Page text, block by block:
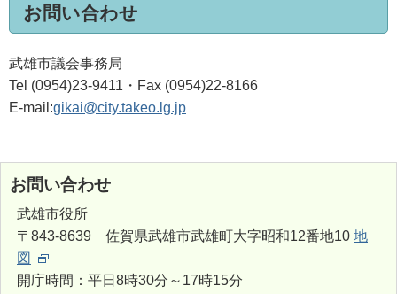
お問い合わせ
武雄市議会事務局
Tel (0954)23-9411・Fax (0954)22-8166
E-mail:gikai@city.takeo.lg.jp
お問い合わせ
武雄市役所
〒843-8639 佐賀県武雄市武雄町大字昭和12番地10 地
図
開庁時間：平日8時30分～17時15分